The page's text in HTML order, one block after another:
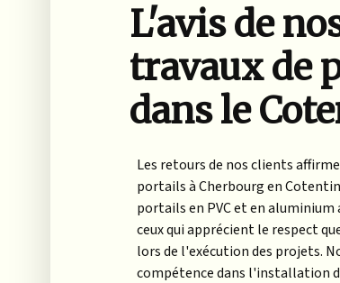
L'avis de
travaux de
dans le
Les retours de nos clients
portails à Cherbourg en
portails en PVC et en
ceux qui apprécient le respect
lors de l'exécution des projets.
compétence dans l'installation